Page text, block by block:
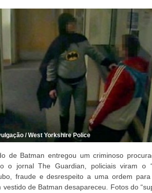
/ West Yorkshire Police
de Batman entregou um criminoso
o jornal The Guardian, policiais viram o
fraude e desrespeito a uma ordem
vestido de Batman desapareceu. Fotos do